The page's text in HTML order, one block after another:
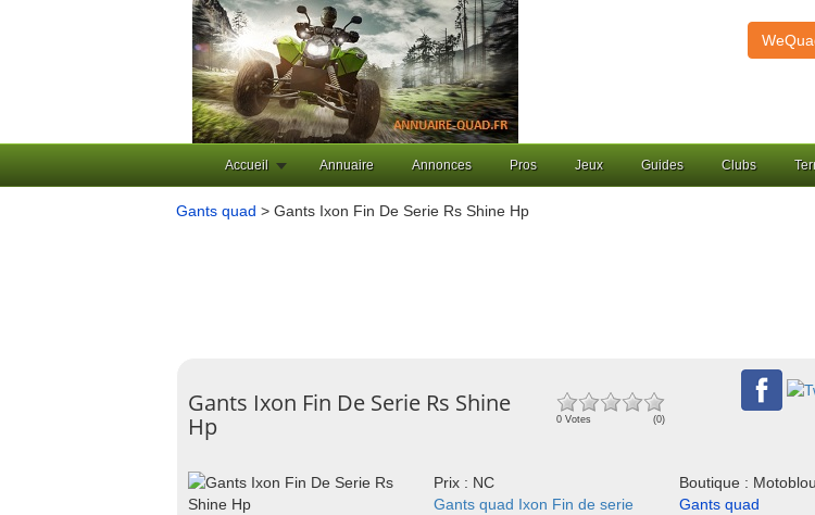
Accueil Annuaire Annonces Pros Jeux Guides Clubs
Gants quad > Gants Ixon Fin De Serie Rs Shine Hp
Gants Ixon Fin De Serie Rs Shine
Hp
0 Votes (0)
Prix : NC
Boutique :
Gants quad Ixon Fin de serie
Gants quad